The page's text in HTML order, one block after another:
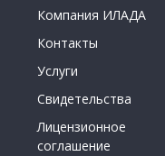
Компания ИЛАДА
Контакты
Услуги
Свидетельства
Лицензионное
соглашение